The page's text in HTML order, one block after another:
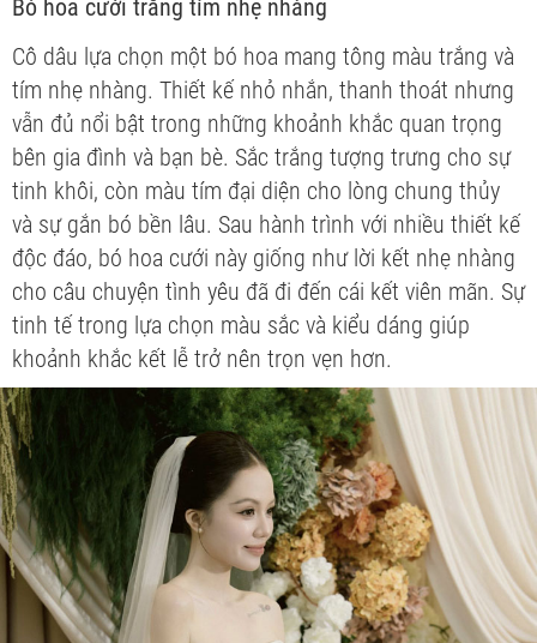
Bó hoa cưới trắng tím nhẹ nhàng
Cô dâu lựa chọn một bó hoa mang tông màu trắng và
tím nhẹ nhàng. Thiết kế nhỏ nhắn, thanh thoát nhưng
vẫn đủ nổi bật trong những khoảnh khắc quan trọng
bên gia đình và bạn bè. Sắc trắng tượng trưng cho sự
tinh khôi, còn màu tím đại diện cho lòng chung thủy
và sự gắn bó bền lâu. Sau hành trình với nhiều thiết kế
độc đáo, bó hoa cưới này giống như lời kết nhẹ nhàng
cho câu chuyện tình yêu đã đi đến cái kết viên mãn. Sự
tinh tế trong lựa chọn màu sắc và kiểu dáng giúp
khoảnh khắc kết lễ trở nên trọn vẹn hơn.